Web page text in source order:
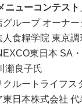
ニューコンテス
グループ オーナ
人食糧学院 東京
東日本 SA
瀬良子氏
クルートライフス
東日本株式会社